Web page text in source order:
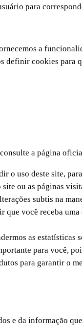
para
a
definir cookies para
a página
o uso deste site,
ou as páginas
subtis na
que você receba
as
para você,
para garantir o
e da informação